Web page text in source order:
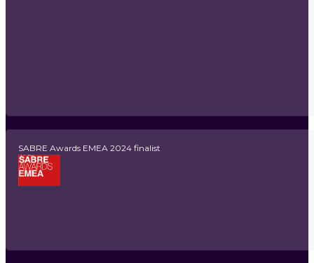
SABRE Awards EMEA 2024 finalist